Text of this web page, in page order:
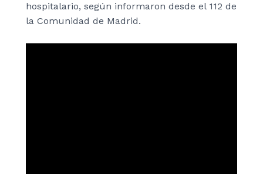
hospitalario, según informaron desde el 112 de
la Comunidad de Madrid.